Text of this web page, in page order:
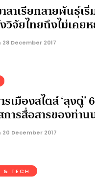
าเรียกลายพันธุ์เริ่
วิจัยไทยถึงไม่เคย
December 2017
เมืองสไตล์ ‘ลุงตู่’
ารสื่อสารของท่าน
December 2017
& TECH